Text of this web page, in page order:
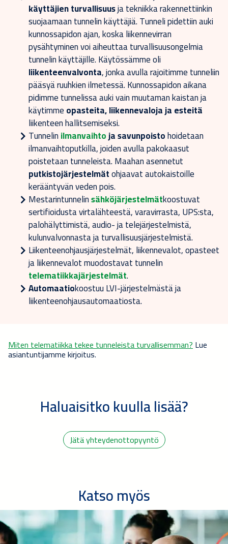
käyttäjien turvallisuusja tekniikka rakennettiinkin
suojaamaan tunnelin käyttäjiä. Tunneli pidettiin auki
kunnossapidon ajan, koska liikennevirran
pysähtyminen voi aiheuttaa turvallisuusongelmia
tunnelin käyttäjille. Käytössämme oli
liikenteenvalvonta, jonka avulla rajoitimme tunneliin
pääsyä ruuhkien ilmetessä. Kunnossapidon aikana
pidimme tunnelissa auki vain muutaman kaistan ja
käytimmeopasteita, liikennevaloja ja esteitä
liikenteen hallitsemiseksi.
Tunnelinilmanvaihtoja savunpoistohoidetaan
ilmanvaihtoputkilla, joiden avulla pakokaasut
poistetaan tunneleista. Maahan asennetut
putkistojärjestelmätohjaavat autokaistoille
kerääntyvän veden pois.
Mestarintunnelinsähköjärjestelmätkoostuvat
sertifioidusta virtalähteestä, varavirrasta, UPS:sta,
palohälyttimistä, audio- ja telejärjestelmistä,
kulunvalvonnasta ja turvallisuusjärjestelmistä.
Liikenteenohjausjärjestelmät, liikennevalot, opasteet
ja liikennevalot muodostavat tunnelin
telematiikkajärjestelmät.
Automaatiokoostuu LVI-järjestelmästä ja
liikenteenohjausautomaatiosta.
Miten telematiikka tekee tunneleista turvallisemman?Lue
asiantuntijamme kirjoitus.
Haluaisitko kuulla lisää?
Jätä yhteydenottopyyntö
Katso myös